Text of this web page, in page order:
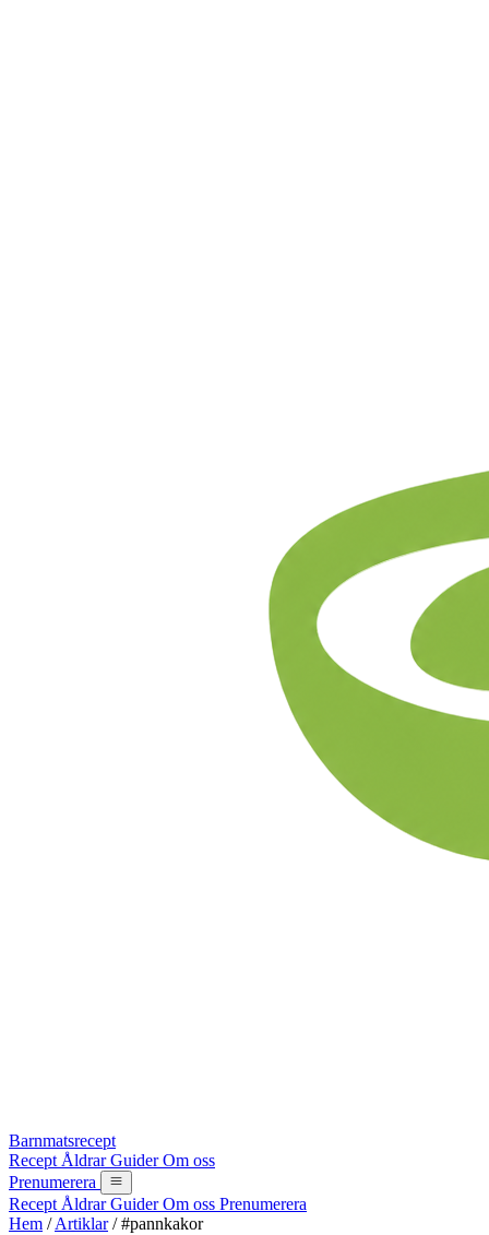
Barnmatsrecept
Recept ÅldrarGuiderOm oss
Prenumerera
Recept ÅldrarGuiderOm oss Prenumerera
Hem / Artiklar / #pannkakor